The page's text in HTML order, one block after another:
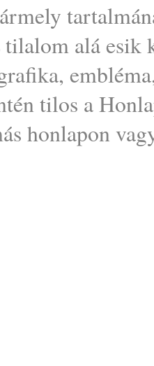
alá esik
tilos a
honlapon